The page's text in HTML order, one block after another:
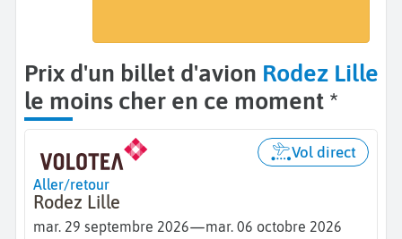
Prix d'un billet d'avion Rodez Lille
le moins cher en ce moment *
Aller/retour
Rodez Lille
mar. 29 septembre 2026—mar. 06 octobre 2026
Vol direct